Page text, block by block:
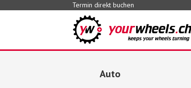
Termin direkt buchen
Auto